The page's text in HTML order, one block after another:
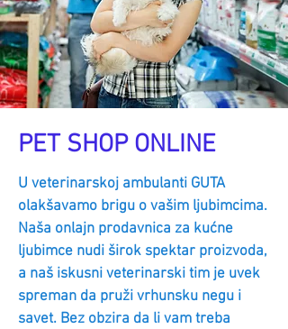
PET SHOP ONLINE
U veterinarskoj ambulanti GUTA
olakšavamo brigu o vašim ljubimcima.
Naša onlajn prodavnica za kućne
ljubimce nudi širok spektar proizvoda,
a naš iskusni veterinarski tim je uvek
spreman da pruži vrhunsku negu i
savet. Bez obzira da li vam treba